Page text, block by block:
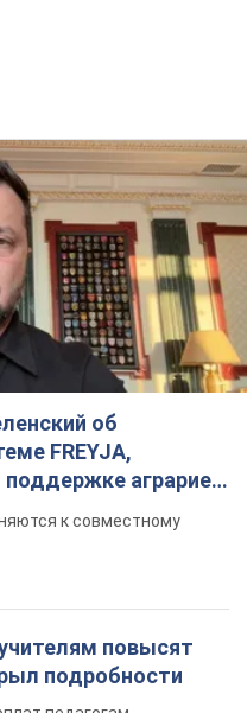
об
FREYJA,
поддержке аграриев.
к совместному
повысят
подробности